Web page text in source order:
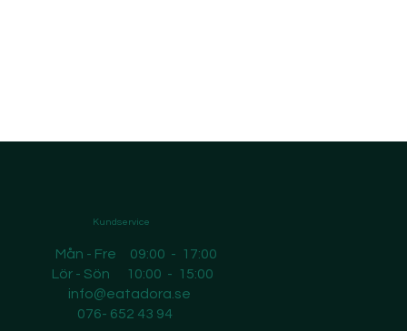
Kundservice
Mån - Fre 09:00 - 17:00
Lör - Sön 10:00 - 15:00
info@eatadora.se
076- 652 43 94